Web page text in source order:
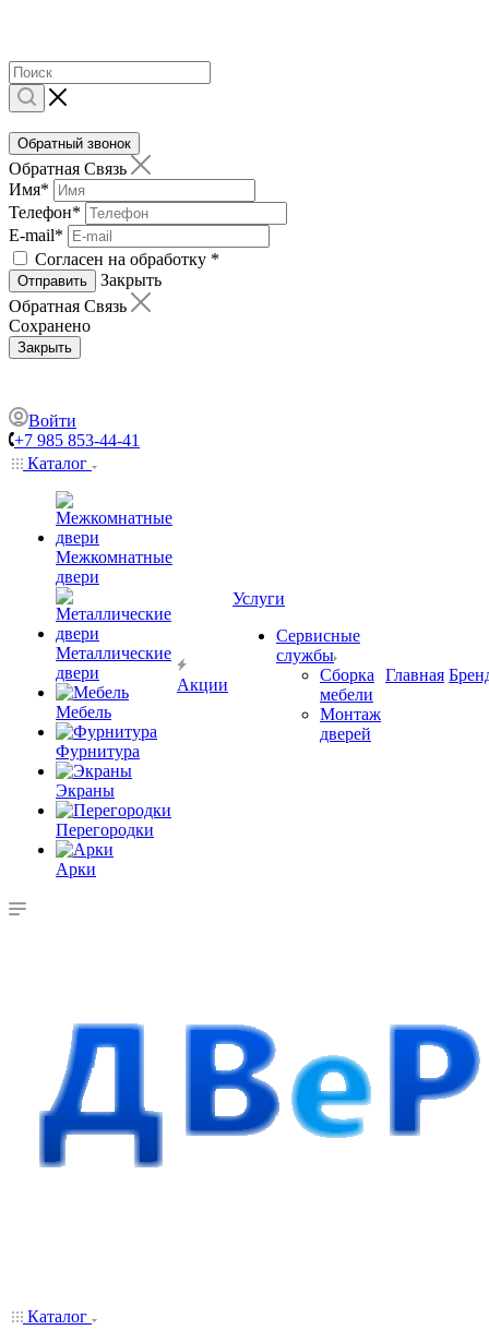
Обратный звонок
Обратная Связь
Имя*
Телефон*
E-mail*
Согласен на обработку *
Отправить
Закрыть
Обратная Связь
Сохранено
Закрыть
Войти
+7 985 853-44-41
Каталог
Межкомнатные
двери
Металлические
двери
Мебель
Фурнитура
Экраны
Перегородки
Арки
Акции
Услуги
Сервисные
службы
Сборка
мебели
Монтаж
дверей
Главная
Каталог